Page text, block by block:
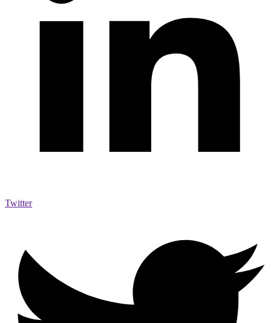
Twitter